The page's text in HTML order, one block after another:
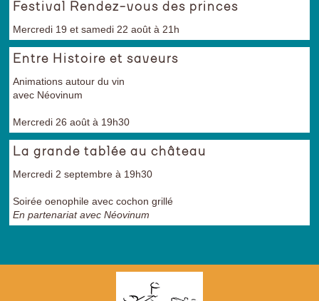
Festival Rendez-vous des princes
Mercredi 19 et samedi 22 août à 21h
Entre Histoire et saveurs
Animations autour du vin
avec Néovinum
Mercredi 26 août à 19h30
La grande tablée au château
Mercredi 2 septembre à 19h30
Soirée oenophile avec cochon grillé
En partenariat avec Néovinum